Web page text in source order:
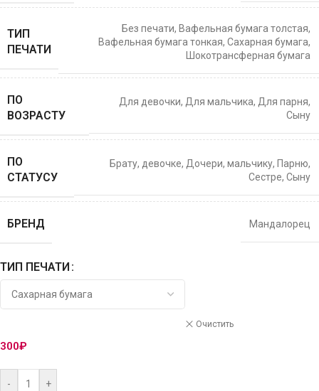
ТИП
ПЕЧАТИ
Без печати, Вафельная бумага толстая,
Вафельная бумага тонкая, Сахарная бумага,
Шокотрансферная бумага
ПО
ВОЗРАСТУ
Для девочки, Для мальчика, Для парня,
Сыну
ПО
СТАТУСУ
Брату, девочке, Дочери, мальчику, Парню,
Сестре, Сыну
БРЕНД Мандалорец
ТИП ПЕЧАТИ
Очистить
300₽
- +